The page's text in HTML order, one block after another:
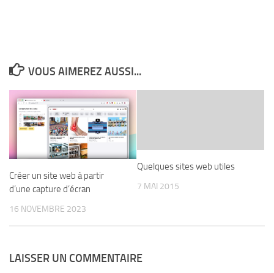
VOUS AIMEREZ AUSSI...
Créer un site web à partir
d’une capture d’écran
16 NOVEMBRE 2023
Quelques sites web utiles
7 MAI 2015
LAISSER UN COMMENTAIRE